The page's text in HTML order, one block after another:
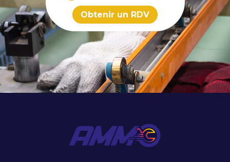
Obtenir un RDV